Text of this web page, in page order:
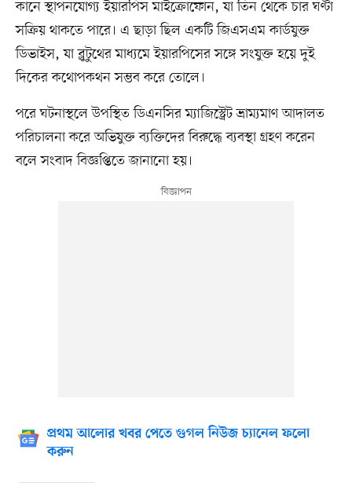
কানে স্থাপনযোগ্য ইয়ারপিস মাইক্রোফোন, যা তিন থেকে চার ঘণ্টা
সক্রিয় থাকতে পারে। এ ছাড়া ছিল একটি জিএসএম কার্ডযুক্ত
ডিভাইস, যা ব্লুটুথের মাধ্যমে ইয়ারপিসের সঙ্গে সংযুক্ত হয়ে দুই
দিকের কথোপকথন সম্ভব করে তোলে।
পরে ঘটনাস্থলে উপস্থিত ডিএনসির ম্যাজিস্ট্রেট ভ্রাম্যমাণ আদালত
পরিচালনা করে অভিযুক্ত ব্যক্তিদের বিরুদ্ধে ব্যবস্থা গ্রহণ করেন
বলে সংবাদ বিজ্ঞপ্তিতে জানানো হয়।
প্রথম আলোর খবর পেতে গুগল নিউজ চ্যানেল ফলো
করুন